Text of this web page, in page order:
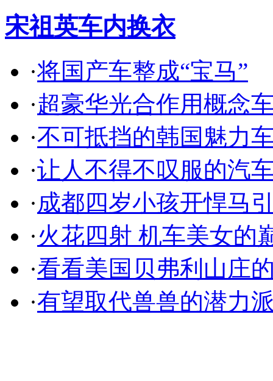
宋祖英车内换衣
·将国产车整成“宝马”
·超豪华光合作用概念
·不可抵挡的韩国魅力
·让人不得不叹服的汽
·成都四岁小孩开悍马
·火花四射 机车美女的
·看看美国贝弗利山庄
·有望取代兽兽的潜力